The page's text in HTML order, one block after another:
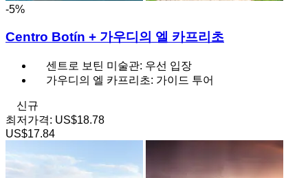
-5%
Centro Botín + 가우디의 엘 카프리초
센트로 보틴 미술관: 우선 입장
가우디의 엘 카프리초: 가이드 투어
신규
최저가격: US$18.78
US$17.84